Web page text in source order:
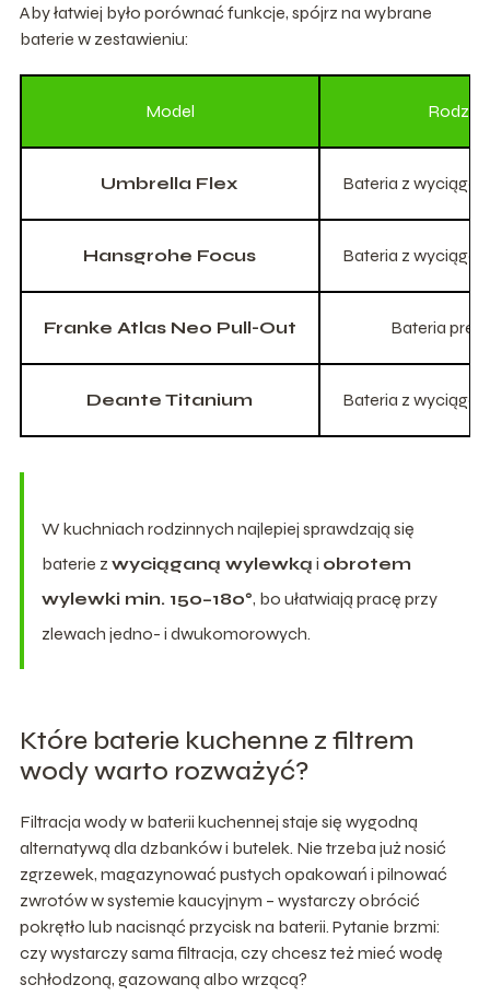
Aby łatwiej było porównać funkcje, spójrz na wybrane
baterie w zestawieniu:
Model Rodzaj
Umbrella Flex Bateria z
Hansgrohe Focus Bateria z
Franke Atlas Neo Pull-Out Bateria
Deante Titanium Bateria z
W kuchniach rodzinnych najlepiej sprawdzają się
baterie z wyciąganą wylewką i obrotem
wylewki min. 150–180°, bo ułatwiają pracę przy
zlewach jedno- i dwukomorowych.
Które baterie kuchenne z filtrem
wody warto rozważyć?
Filtracja wody w baterii kuchennej staje się wygodną
alternatywą dla dzbanków i butelek. Nie trzeba już nosić
zgrzewek, magazynować pustych opakowań i pilnować
zwrotów w systemie kaucyjnym – wystarczy obrócić
pokrętło lub nacisnąć przycisk na baterii. Pytanie brzmi:
czy wystarczy sama filtracja, czy chcesz też mieć wodę
schłodzoną, gazowaną albo wrzącą?